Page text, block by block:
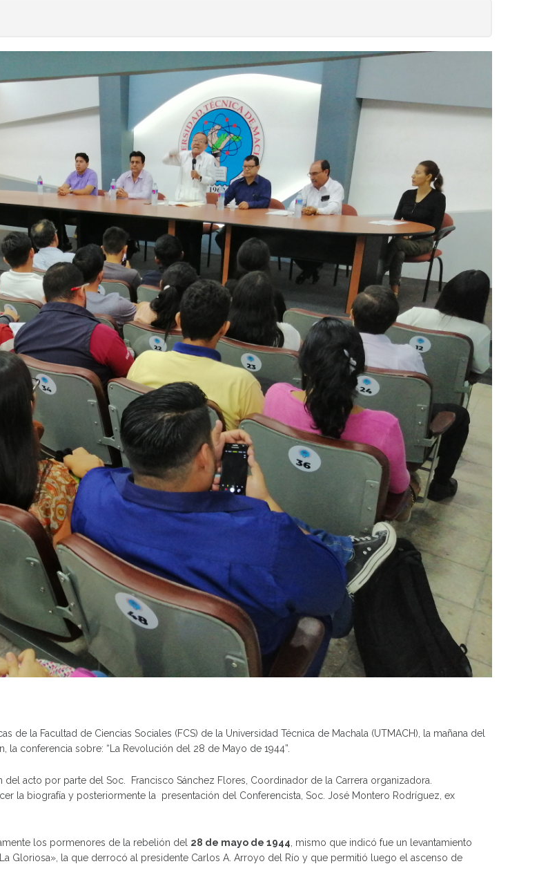
la Facultad de Ciencias Sociales (FCS) de la Universidad Técnica de Machala (UTMACH), la mañana del
conferencia sobre: “La Revolución del 28 de Mayo de 1944”.
acto por parte del Soc. Francisco Sánchez Flores, Coordinador de la Carrera organizadora.
la biografía y posteriormente la presentación del Conferencista, Soc. José Montero Rodríguez, ex
los pormenores de la rebelión del 28 de mayo de 1944 , mismo que indicó fue un levantamiento
Gloriosa», la que derrocó al presidente Carlos A. Arroyo del Río y que permitió luego el ascenso de